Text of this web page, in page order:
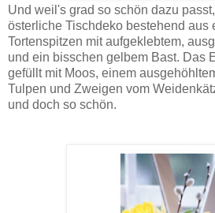
Und weil's grad so schön dazu
österliche Tischdeko bestehend aus
Tortenspitzen mit aufgeklebtem,
und ein bisschen gelbem Bast. Das
gefüllt mit Moos, einem
Tulpen und Zweigen vom
und doch so schön.